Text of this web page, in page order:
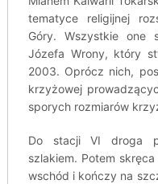
tematyce religijnej
Góry. Wszystkie one
Józefa Wrony, który
2003. Oprócz nich,
krzyżowej
sporych rozmiarów
Do stacji VI droga
szlakiem. Potem
wschód i kończy na